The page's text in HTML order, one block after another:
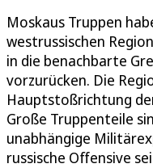
Moskaus Truppen
westrussischen
in die benachbarte
vorzurücken. Die
Hauptstoßrichtung
Große Truppenteile
unabhängige
russische Offensive